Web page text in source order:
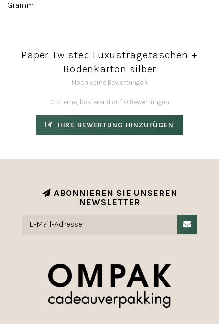
Gramm
Paper Twisted Luxustragetaschen +
Bodenkarton silber
Noch keine Bewertungen
0 Sterne, basierend auf 0 Bewertungen
IHRE BEWERTUNG HINZUFÜGEN
ABONNIEREN SIE UNSEREN
NEWSLETTER